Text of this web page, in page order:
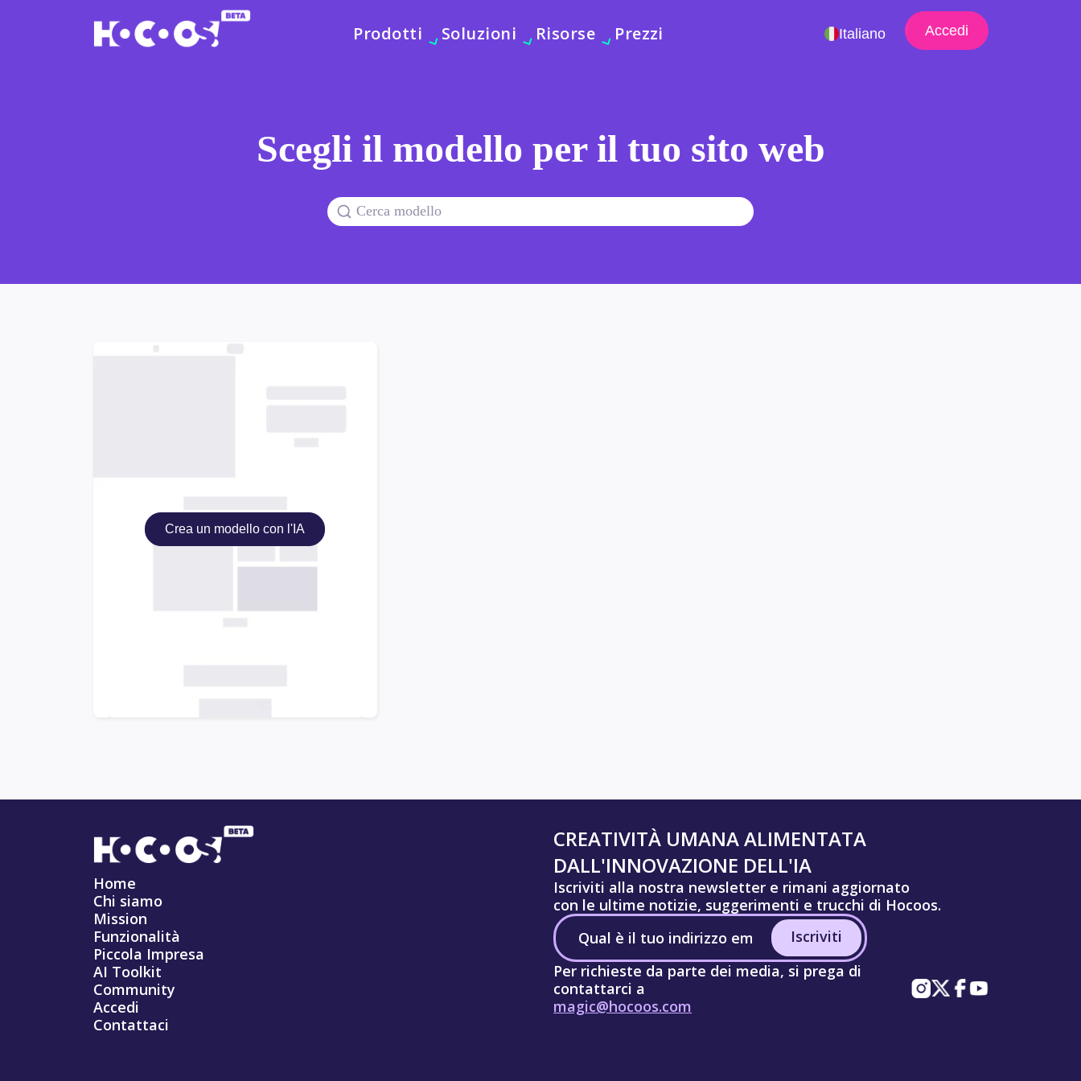
Prodotti Soluzioni Risorse Prezzi Italiano Accedi
Scegli il modello per il tuo sito web
Crea un modello con l'IA
Home
Chi siamo
Mission
Funzionalità
Piccola Impresa
AI Toolkit
Community
Accedi
Contattaci
CREATIVITÀ UMANA ALIMENTATA
DALL'INNOVAZIONE DELL'IA
Iscriviti alla nostra newsletter e rimani aggiornato
con le ultime notizie, suggerimenti e trucchi di Hocoos.
Iscriviti
Per richieste da parte dei media, si prega di
contattarci a
magic@hocoos.com